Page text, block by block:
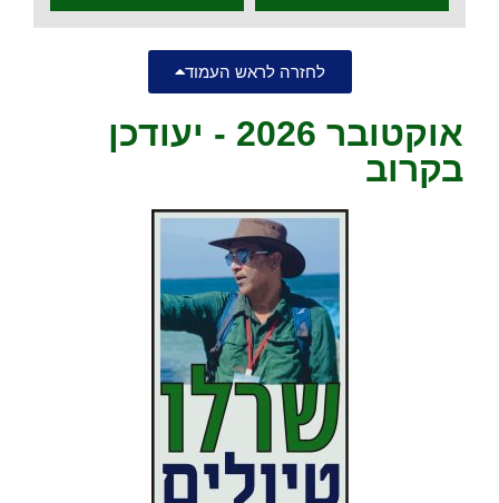
לחזרה לראש העמוד
אוקטובר 2026 - יעודכן
בקרוב